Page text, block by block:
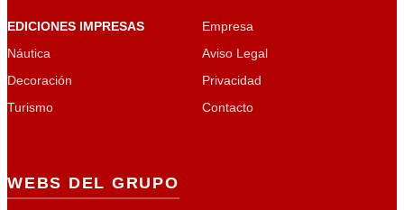
EDICIONES IMPRESAS
Náutica
Decoración
Turismo
Empresa
Aviso Legal
Privacidad
Contacto
WEBS DEL GRUPO